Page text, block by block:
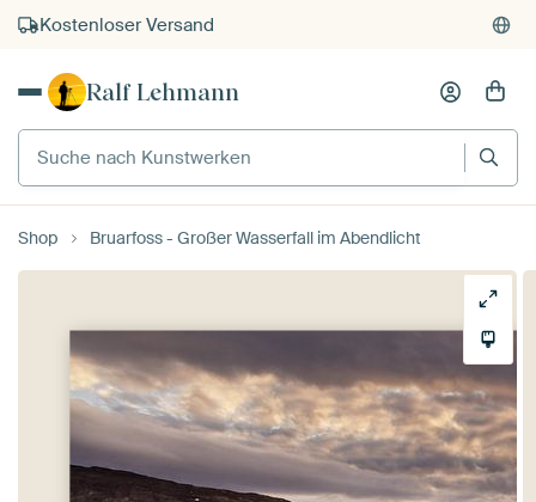
Kostenloser Versand
Kauf auf Rechnung
Ralf Lehmann
Suche nach Kunstwerken
Shop Bruarfoss - Großer Wasserfall im Abendlicht